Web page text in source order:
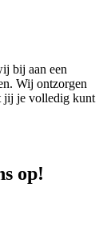
bij aan een
Wij ontzorgen
jij je volledig kunt
op!